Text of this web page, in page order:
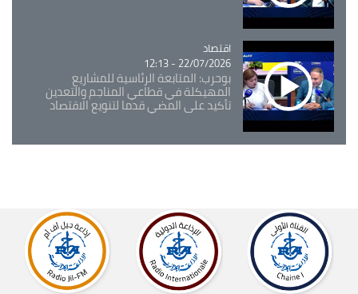
Catégorie
اقتصاد
22/07/2026 - 12:13
بوحرب: المتابعة الرئاسية للمشاريع
المهيكلة في قطاعي المناجم والتعدين
تأكيد على المضي قدما لتنويع الاقتصاد